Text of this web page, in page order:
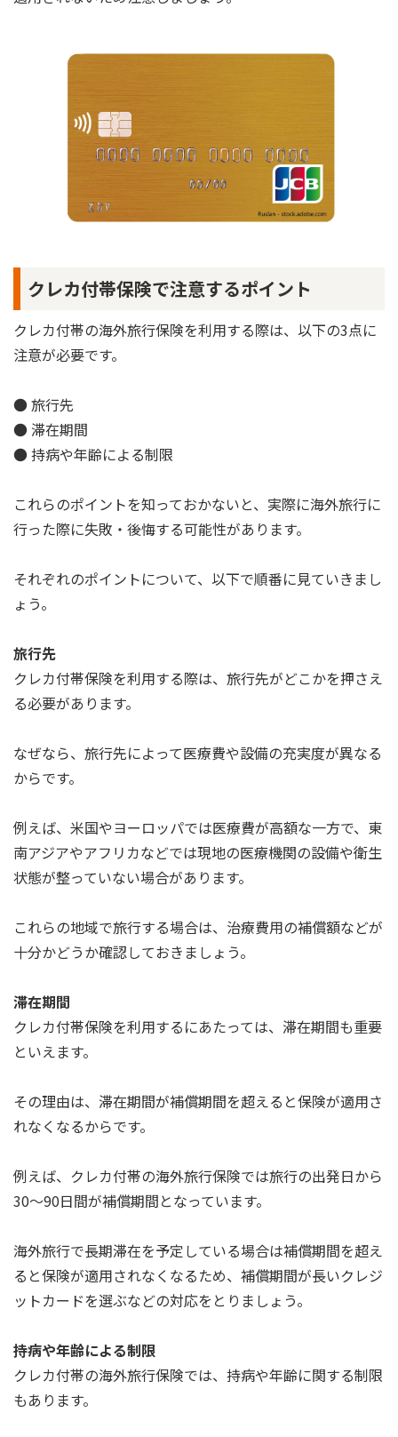
クレカ付帯保険で注意するポイント
クレカ付帯の海外旅行保険を利用する際は、以下の3点に
注意が必要です。
● 旅行先
● 滞在期間
● 持病や年齢による制限
これらのポイントを知っておかないと、実際に海外旅行に
行った際に失敗・後悔する可能性があります。
それぞれのポイントについて、以下で順番に見ていきまし
ょう。
旅行先
クレカ付帯保険を利用する際は、旅行先がどこかを押さえ
る必要があります。
なぜなら、旅行先によって医療費や設備の充実度が異なる
からです。
例えば、米国やヨーロッパでは医療費が高額な一方で、東
南アジアやアフリカなどでは現地の医療機関の設備や衛生
状態が整っていない場合があります。
これらの地域で旅行する場合は、治療費用の補償額などが
十分かどうか確認しておきましょう。
滞在期間
クレカ付帯保険を利用するにあたっては、滞在期間も重要
といえます。
その理由は、滞在期間が補償期間を超えると保険が適用さ
れなくなるからです。
例えば、クレカ付帯の海外旅行保険では旅行の出発日から
30～90日間が補償期間となっています。
海外旅行で長期滞在を予定している場合は補償期間を超え
ると保険が適用されなくなるため、補償期間が長いクレジ
ットカードを選ぶなどの対応をとりましょう。
持病や年齢による制限
クレカ付帯の海外旅行保険では、持病や年齢に関する制限
もあります。